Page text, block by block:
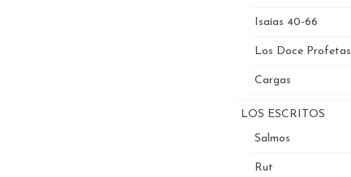
Isaías 40-66
Los Doce Profetas
Cargas
LOS ESCRITOS
Salmos
Rut